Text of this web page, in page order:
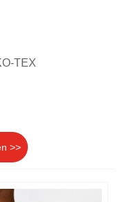
TEX
>>